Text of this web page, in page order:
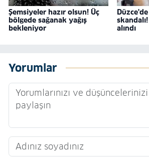
Şemsiyeler hazır olsun! Üç
bölgede sağanak yağış
bekleniyor
alındı
Yorumlar